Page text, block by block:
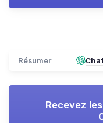
Résumer
Recevez